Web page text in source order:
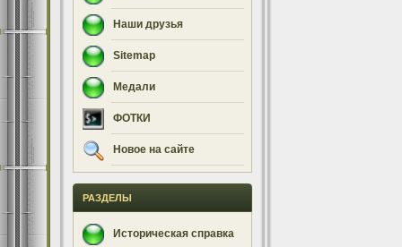
Наши друзья
Sitemap
Медали
ФОТКИ
Новое на сайте
РАЗДЕЛЫ
Историческая справка